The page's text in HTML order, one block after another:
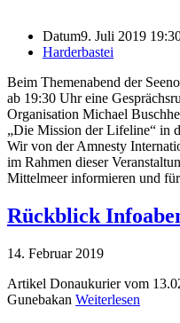
Datum9. Juli 2019
Harderbastei
Beim Themenabend der
ab 19:30 Uhr eine
Organisation Michael
„Die Mission der Lifeline“ in
Wir von der Amnesty
im Rahmen dieser
Mittelmeer informieren und für
Rückblick
14. Februar 2019
Artikel Donaukurier
Gunebakan Weiterlesen